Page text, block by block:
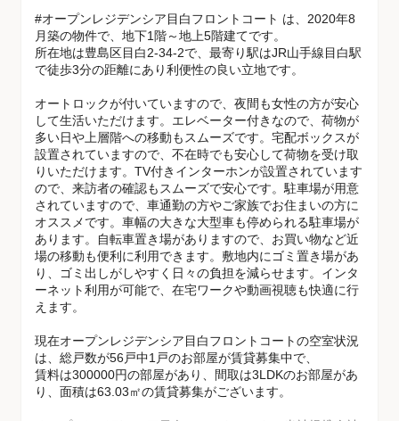
#オープンレジデンシア目白フロントコート は、2020年8
月築の物件で、地下1階～地上5階建てです。
所在地は豊島区目白2-34-2で、最寄り駅はJR山手線目白駅
で徒歩3分の距離にあり利便性の良い立地です。
オートロックが付いていますので、夜間も女性の方が安心
して生活いただけます。エレベーター付きなので、荷物が
多い日や上層階への移動もスムーズです。宅配ボックスが
設置されていますので、不在時でも安心して荷物を受け取
りいただけます。TV付きインターホンが設置されています
ので、来訪者の確認もスムーズで安心です。駐車場が用意
されていますので、車通勤の方やご家族でお住まいの方に
オススメです。車幅の大きな大型車も停められる駐車場が
あります。自転車置き場がありますので、お買い物など近
場の移動も便利に利用できます。敷地内にゴミ置き場があ
り、ゴミ出しがしやすく日々の負担を減らせます。インタ
ーネット利用が可能で、在宅ワークや動画視聴も快適に行
えます。
現在オープンレジデンシア目白フロントコートの空室状況
は、総戸数が56戸中1戸のお部屋が賃貸募集中で、
賃料は300000円の部屋があり、間取は3LDKのお部屋があ
り、面積は63.03㎡の賃貸募集がございます。